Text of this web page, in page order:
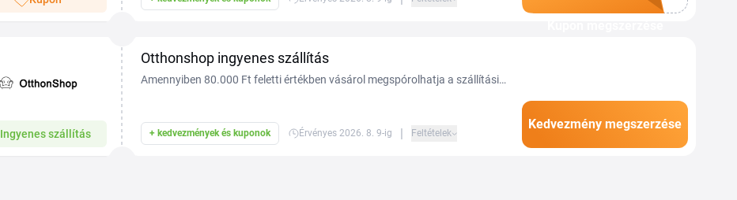
Ingyenes szállítás
Otthonshop ingyenes szállítás
Amennyiben 80.000 Ft feletti értékben vásárol megspórolhatja a szállítási
+ kedvezmények és kuponok Érvényes 2026. 8. 9-ig | Feltételek
Kedvezmény megszerzése